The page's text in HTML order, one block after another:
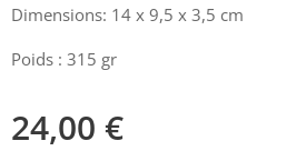
Dimensions: 14 x 9,5 x 3,5 cm
Poids : 315 gr
24,00 €